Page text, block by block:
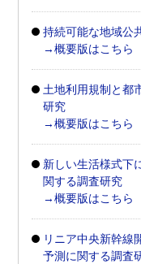
持続可能な地域公
→概要版はこちら
土地利用規制と都
研究
→概要版はこちら
新しい生活様式下
関する調査研究
→概要版はこちら
リニア中央新幹線
予測に関する調査